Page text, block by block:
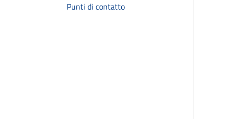
Punti di contatto